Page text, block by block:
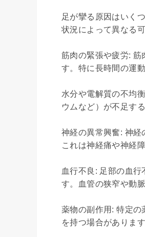
足が攣る原因はいく
状況によって異なる
筋肉の緊張や疲労: 筋
す。特に長時間の運
水分や電解質の不均
ウムなど）が不足す
神経の異常興奮: 神経
これは神経痛や神経
血行不良: 足部の血
す。血管の狭窄や動
薬物の副作用: 特定の
を持つ場合があります